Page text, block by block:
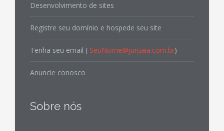
Desenvolvimento de sites
Registre seu domínio e hospede seu site
Tenha seu email ( SeuNome@juruaia.com.br)
Anuncie conosco
Sobre nós